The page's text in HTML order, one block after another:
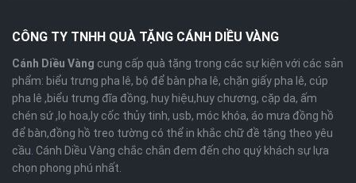
CÔNG TY TNHH QUÀ TẶNG CÁNH DIỀU VÀNG
Cánh Diều Vàng cung cấp quà tặng trong các sự kiện với các sản
phẩm: biểu trưng pha lê, bộ để bàn pha lê, chặn giấy pha lê, cúp
pha lê ,biểu trưng đĩa đồng, huy hiệu,huy chương, cặp da, ấm
chén sứ ,lọ hoa,ly cốc thủy tinh, usb, móc khóa, áo mưa đồng hồ
để bàn,đồng hồ treo tường có thể in khắc chữ đề tặng theo yêu
cầu. Cánh Diều Vàng chắc chắn đem đến cho quý khách sự lựa
chọn phong phú nhất.